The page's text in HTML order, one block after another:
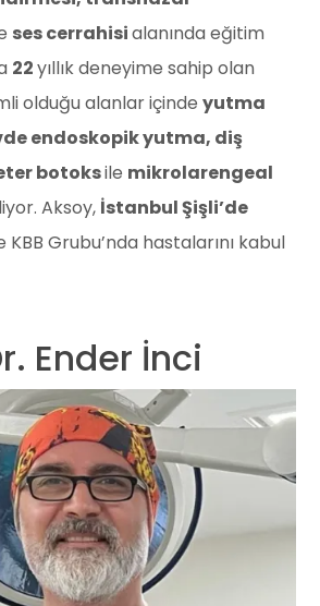
ses cerrahisialanında eğitim
22yıllık deneyime sahip olan
olduğu alanlar içindeyutma
endoskopik yutma, diş
botoksile mikrolarengeal
Aksoy, İstanbul Şişli’de
Grubu’nda hastalarını kabul
Ender İnci